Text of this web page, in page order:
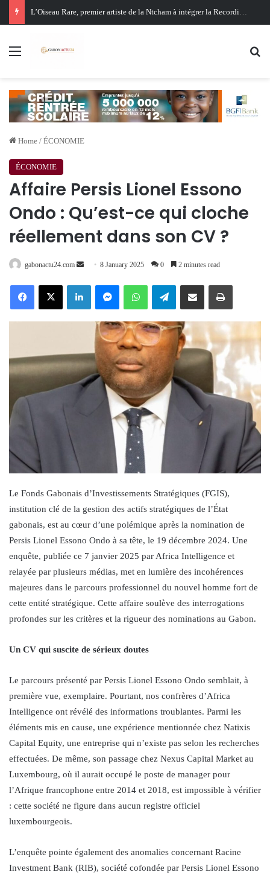
Oligui Nguema au Ghana : Libreville mise sur Accra pour renforcer sa stratégie diplomatique et économique
Menu
Home / ÉCONOMIE
ÉCONOMIE
Affaire Persis Lionel Essono
Ondo : Qu’est-ce qui cloche
réellement dans son CV ?
gabonactu24.com
Send 8 January 2025 0 2 minutes read
FacebookX LinkedInMessengerWhatsAppTelegramShare via Email Print
Le Fonds Gabonais d’Investissements Stratégiques (FGIS),
institution clé de la gestion des actifs stratégiques de l’État
gabonais, est au cœur d’une polémique après la nomination de
Persis Lionel Essono Ondo à sa tête, le 19 décembre 2024. Une
enquête, publiée ce 7 janvier 2025 par Africa Intelligence et
relayée par plusieurs médias, met en lumière des incohérences
majeures dans le parcours professionnel du nouvel homme fort de
cette entité stratégique. Cette affaire soulève des interrogations
profondes sur les critères et la rigueur des nominations au Gabon.
Un CV qui suscite de sérieux doutes
Le parcours présenté par Persis Lionel Essono Ondo semblait, à
première vue, exemplaire. Pourtant, nos confrères d’Africa
Intelligence ont révélé des informations troublantes. Parmi les
éléments mis en cause, une expérience mentionnée chez Natixis
Capital Equity, une entreprise qui n’existe pas selon les recherches
effectuées. De même, son passage chez Nexus Capital Market au
Luxembourg, où il aurait occupé le poste de manager pour
l’Afrique francophone entre 2014 et 2018, est impossible à vérifier
: cette société ne figure dans aucun registre officiel
luxembourgeois.
L’enquête pointe également des anomalies concernant Racine
Investment Bank (RIB), société cofondée par Persis Lionel Essono